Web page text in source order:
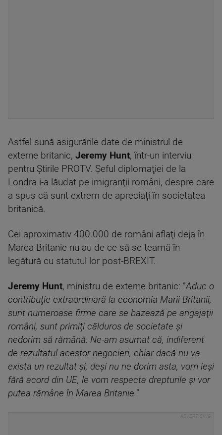
Astfel sună asigurările date de ministrul de
externe britanic, Jeremy Hunt, într-un interviu
pentru Ştirile PROTV. Şeful diplomaţiei de la
Londra i-a lăudat pe imigranţii români, despre care
a spus că sunt extrem de apreciaţi în societatea
britanică.
Cei aproximativ 400.000 de români aflaţi deja în
Marea Britanie nu au de ce să se teamă în
legătură cu statutul lor post-BREXIT.
Jeremy Hunt, ministru de externe britanic: ”Aduc o
contribuţie extraordinară la economia Marii Britanii,
sunt numeroase firme care se bazează pe angajaţii
români, sunt primiţi călduros de societate şi
nedorim să rămână. Ne-am asumat că, indiferent
de rezultatul acestor negocieri, chiar dacă nu va
exista un rezultat şi, deşi nu ne dorim asta, vom ieşi
fără acord din UE, le vom respecta drepturile şi vor
putea rămâne în Marea Britanie.”